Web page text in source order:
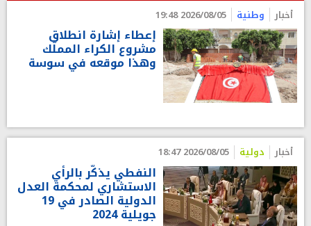
أخبار وطنية 2026/08/05 19:48
إعطاء إشارة انطلاق
مشروع الكراء المملّك
وهذا موقعه في سوسة
أخبار دولية 2026/08/05 18:47
النفطي يذكّر بالرأي
الاستشاري لمحكمة العدل
الدولية الصادر في 19
جويلية 2024